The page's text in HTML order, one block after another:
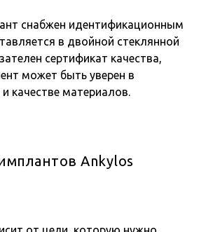
снабжен идентификационным
в двойной стеклянной
сертификат качества,
может быть уверен в
качестве материалов.
Ankylos